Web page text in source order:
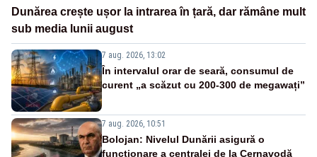
Dunărea crește ușor la intrarea în țară, dar rămâne mult
sub media lunii august
7 aug. 2026, 13:02
În intervalul orar de seară, consumul de
curent „a scăzut cu 200-300 de megawați”
7 aug. 2026, 10:51
Bolojan: Nivelul Dunării asigură o
funcționare a centralei de la Cernavodă